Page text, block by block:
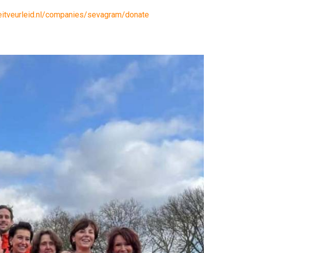
companies/sevagram/donate